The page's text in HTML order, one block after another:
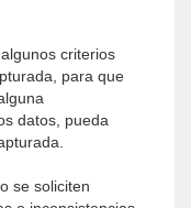
criterios
para que
datos, pueda
se soliciten